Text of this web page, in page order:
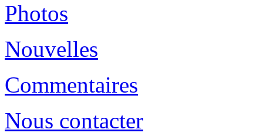
Photos
Nouvelles
Commentaires
Nous contacter